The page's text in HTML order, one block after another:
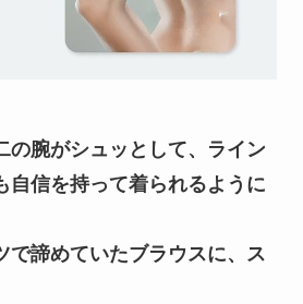
の腕がシュッとして、ライン
自信を持って着られるように
で諦めていたブラウスに、ス